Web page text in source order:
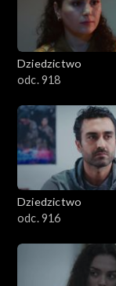
Dziedzictwo
odc. 918
Dziedzictwo
odc. 916